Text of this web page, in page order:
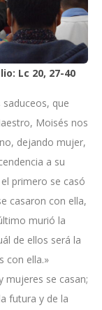
Lc 20, 27-40
saduceos, que
Moisés nos
dejando mujer,
a su
primero se casó
casaron con ella,
murió la
de ellos será la
con ella.»
mujeres se casan;
futura y de la